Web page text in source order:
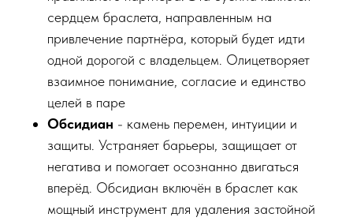
сердцем браслета, направленным на
привлечение партнёра, который будет идти
одной дорогой с владельцем. Олицетворяет
взаимное понимание, согласие и единство
целей в паре
Обсидиан - камень перемен, интуиции и
защиты. Устраняет барьеры, защищает от
негатива и помогает осознанно двигаться
вперёд. Обсидиан включён в браслет как
мощный инструмент для удаления застойной